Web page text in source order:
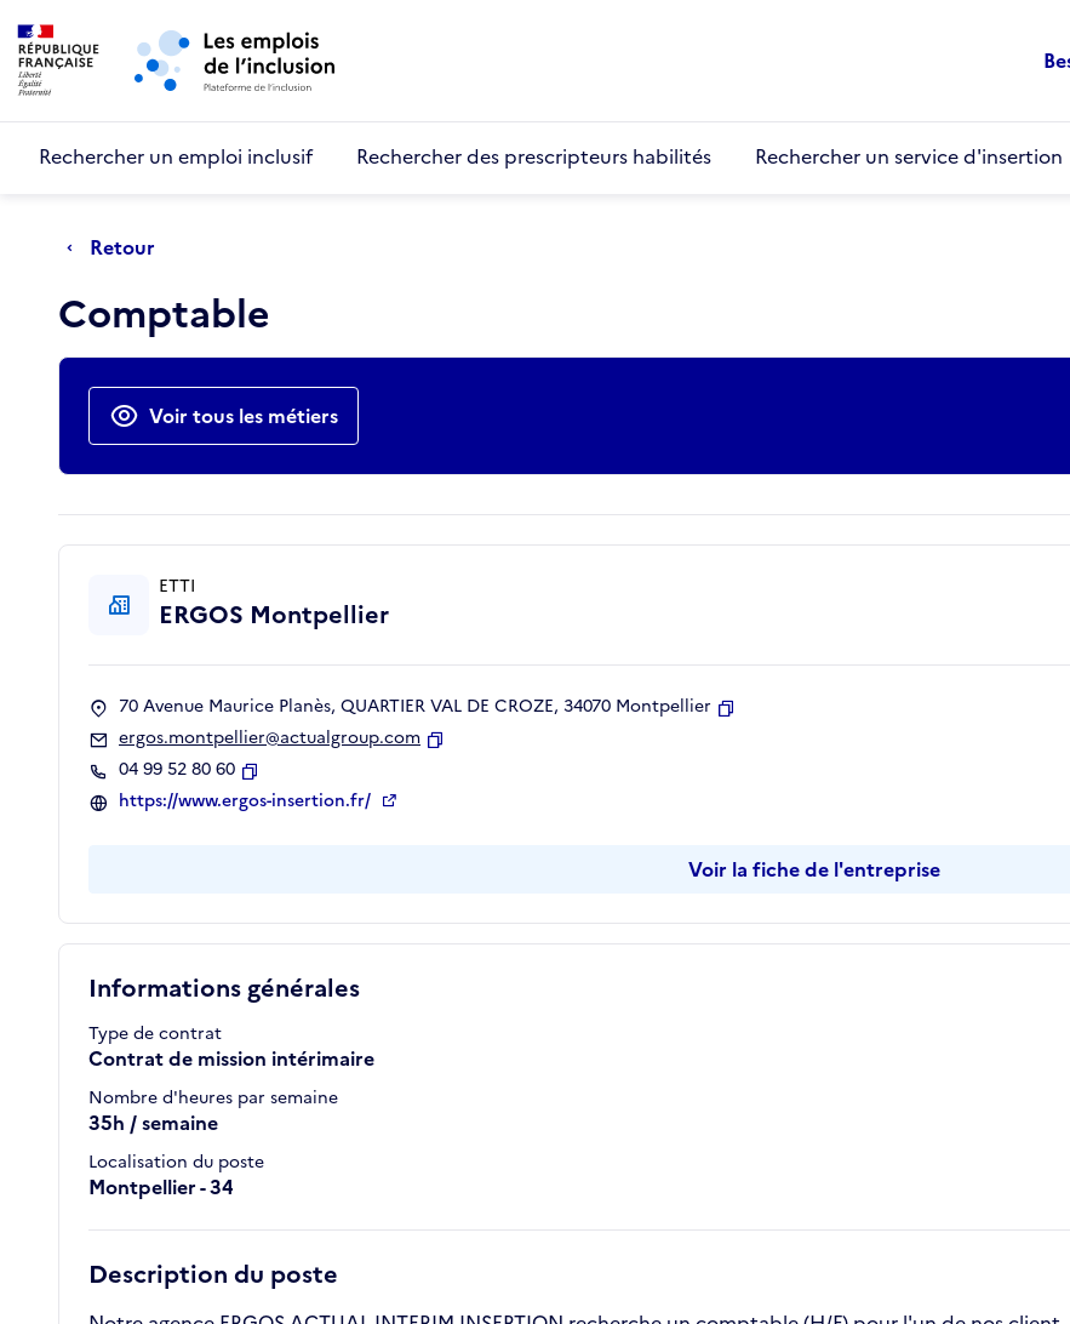
Aller au menu principal
Rechercher un emploi inclusif Rechercher des prescripteurs habilités Rechercher un service d'insertion
Retour
Comptable
Actions rapides
Voir tous les métiers
Informations générales
Type de contrat
Contrat de mission intérimaire
Nombre d'heures par semaine
35h / semaine
Localisation du poste
Montpellier - 34
Description du poste
ETTI
ERGOS Montpellier
70 Avenue Maurice Planès, QUARTIER VAL DE CROZE, 34070 Montpellier
ergos.montpellier@actualgroup.com
04 99 52 80 60
Copier
https://www.ergos-insertion.fr/
Voir la fiche de l'entreprise